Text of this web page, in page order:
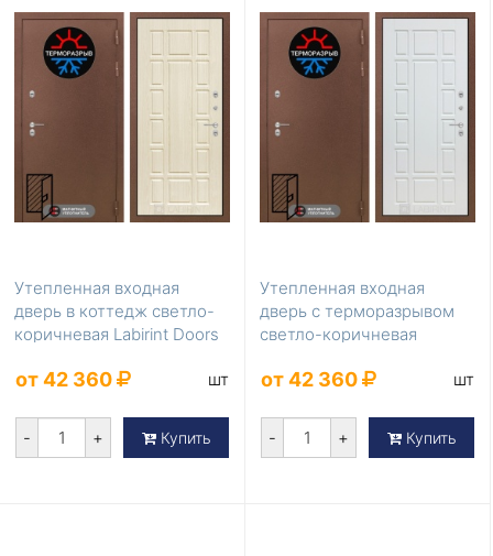
Утепленная входная
дверь в коттедж светло-
коричневая Labirint Doors
от 42 360 шт
- + Купить
Утепленная входная
дверь с терморазрывом
светло-коричневая
от 42 360 шт
- + Купить